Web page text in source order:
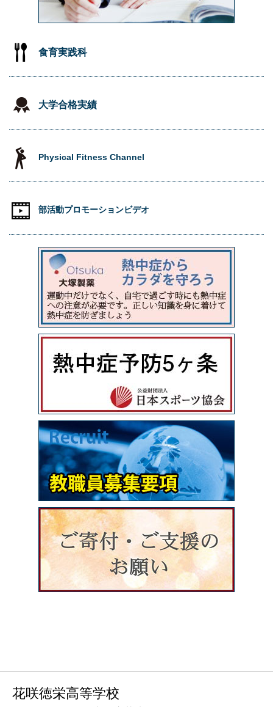
食育実践科
大学合格実績
Physical Fitness Channel
部活動プロモーションビデオ
花咲徳栄高等学校